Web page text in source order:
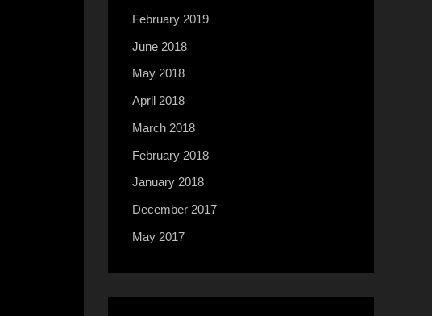
February 2019
June 2018
May 2018
April 2018
March 2018
February 2018
January 2018
December 2017
May 2017